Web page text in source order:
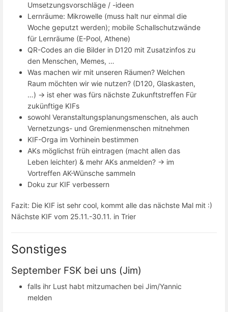
Umsetzungsvorschläge / -ideen
Lernräume: Mikrowelle (muss halt nur einmal die
Woche geputzt werden); mobile Schallschutzwände
für Lernräume (E-Pool, Athene)
QR-Codes an die Bilder in D120 mit Zusatzinfos zu
den Menschen, Memes, …
Was machen wir mit unseren Räumen? Welchen
Raum möchten wir wie nutzen? (D120, Glaskasten,
…) -> ist eher was fürs nächste Zukunftstreffen Für
zukünftige KIFs
sowohl Veranstaltungsplanungsmenschen, als auch
Vernetzungs- und Gremienmenschen mitnehmen
KIF-Orga im Vorhinein bestimmen
AKs möglichst früh eintragen (macht allen das
Leben leichter) & mehr AKs anmelden? -> im
Vortreffen AK-Wünsche sammeln
Doku zur KIF verbessern
Fazit: Die KIF ist sehr cool, kommt alle das nächste Mal mit :)
Nächste KIF vom 25.11.-30.11. in Trier
Sonstiges
September FSK bei uns (Jim)
falls ihr Lust habt mitzumachen bei Jim/Yannic
melden